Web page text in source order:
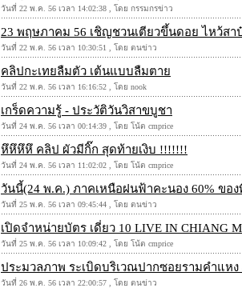
วันที่ 22 พ.ค. 56 เวลา 14:02:38 , โดย กรรมกรข่าว
23 พฤษภาคม 56 เชิญชวนเตียวขึ้นดอย ไหว้สา
วันที่ 22 พ.ค. 56 เวลา 10:30:51 , โดย ตนข่าว
คลิปกะเทยลืมตัว เต้นแบบลืมตาย
วันที่ 22 พ.ค. 56 เวลา 16:16:52 , โดย nook
เกร็ดความรู้ - ประวัติวันวิสาขบูชา
วันที่ 24 พ.ค. 56 เวลา 00:14:39 , โดย โน้ต cmprice
หึหึหึหึ คลิป ผัวมีกิ๊ก สุดท้ายเงิบ !!!!!!!
วันที่ 24 พ.ค. 56 เวลา 11:02:02 , โดย โน้ต cmprice
วันนี้(24 พ.ค.) ภาคเหนือฝนฟ้าคะนอง 60% ขอ
วันที่ 25 พ.ค. 56 เวลา 09:45:44 , โดย ตนข่าว
เปิดจำหน่ายบัตร เดี่ยว 10 LIVE IN CHIANG
วันที่ 25 พ.ค. 56 เวลา 10:09:42 , โดย โน้ต cmprice
ประมวลภาพ ระเบิดบริเวณปากซอยรามคำแหง
วันที่ 26 พ.ค. 56 เวลา 22:00:57 , โดย ตนข่าว